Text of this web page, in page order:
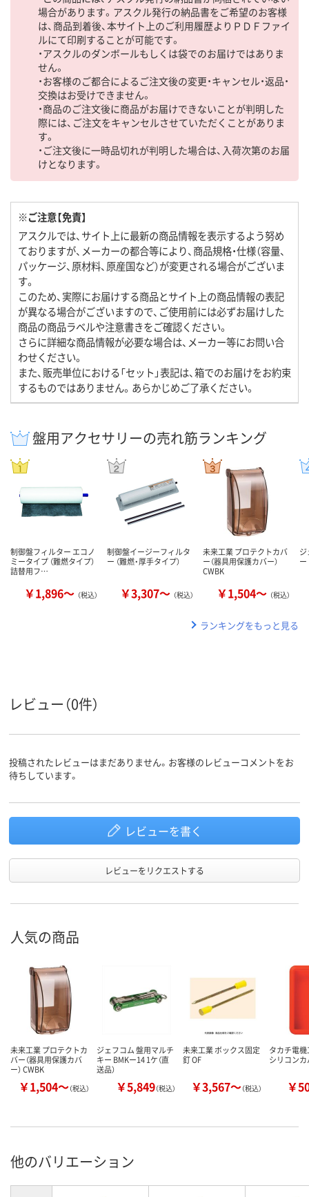
場合があります。アスクル発行の納品書をご希望のお客様
は、商品到着後、本サイト上のご利用履歴よりＰＤＦファイ
ルにて印刷することが可能です。
・アスクルのダンボールもしくは袋でのお届けではありま
せん。
・お客様のご都合によるご注文後の変更・キャンセル・返品・
交換はお受けできません。
・商品のご注文後に商品がお届けできないことが判明した
際には、ご注文をキャンセルさせていただくことがありま
す。
・ご注文後に一時品切れが判明した場合は、入荷次第のお届
けとなります。
※ご注意【免責】
アスクルでは、サイト上に最新の商品情報を表示するよう努め
ておりますが、メーカーの都合等により、商品規格・仕様（容量、
パッケージ、原材料、原産国など）が変更される場合がございま
す。
このため、実際にお届けする商品とサイト上の商品情報の表記
が異なる場合がございますので、ご使用前には必ずお届けした
商品の商品ラベルや注意書きをご確認ください。
さらに詳細な商品情報が必要な場合は、メーカー等にお問い合
わせください。
また、販売単位における「セット」表記は、箱でのお届けをお約束
するものではありません。あらかじめご了承ください。
盤用アクセサリーの売れ筋ランキング
制御盤フィルター エコノ
ミータイプ （難燃タイプ）
詰替用フ…
￥1,896～ （税込）
制御盤イージーフィルタ
ー （難燃・厚手タイプ）
￥3,307～ （税込）
未来工業 プロテクトカバ
ー（器具用保護カバー）
CWBK
￥1,504～ （税込）
ー
ランキングをもっと見る
レビュー（0件）
投稿されたレビューはまだありません。お客様のレビューコメントをお
待ちしています。
レビューを書く
レビューをリクエストする
人気の商品
未来工業 プロテクトカ
バー（器具用保護カバ
ー） CWBK
￥1,504～（税込）
ジェフコム 盤用マルチ
キー BMKー14 1ケ（直
送品）
￥5,849（税込）
未来工業 ボックス固定
釘 OF
￥3,567～（税込）
タカチ電
シリコンカ
￥
他のバリエーション